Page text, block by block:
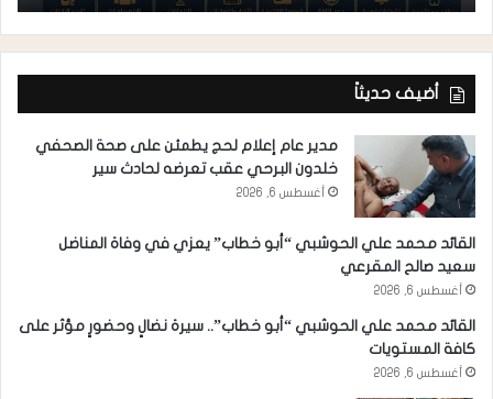
أضيف حديثاً
مدير عام إعلام لحج يطمئن على صحة الصحفي
خلدون البرحي عقب تعرضه لحادث سير
أغسطس 6, 2026
القائد محمد علي الحوشبي “أبو خطاب” يعزي في وفاة المناضل
سعيد صالح المقرعي
أغسطس 6, 2026
القائد محمد علي الحوشبي “أبو خطاب”.. سيرة نضالٍ وحضورٍ مؤثر على
كافة المستويات
أغسطس 6, 2026